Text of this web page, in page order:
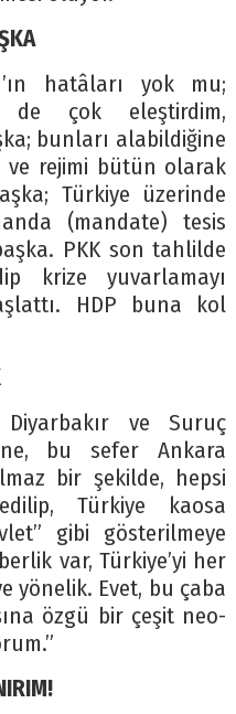
hatâları yok mu;
çok eleştirdim,
bunları alabildiğine
rejimi bütün olarak
Türkiye üzerinde
(mandate) tesis
PKK son tahlilde
krize yuvarlamayı
HDP buna kol
ve Suruç
bu sefer Ankara
bir şekilde, hepsi
Türkiye kaosa
gibi gösterilmeye
var, Türkiye’yi her
yönelik. Evet, bu çaba
özgü bir çeşit neo-